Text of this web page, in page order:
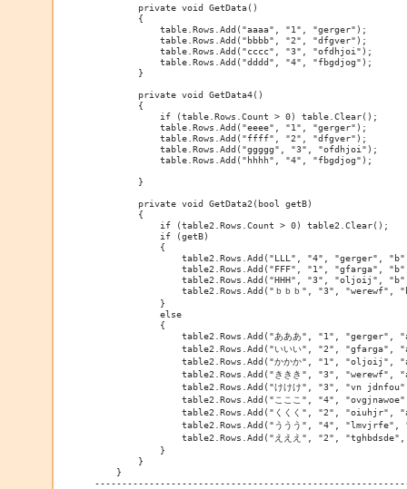
        private void GetData()
        {
            table.Rows.Add("aaaa", "1", "gerger");
            table.Rows.Add("bbbb", "2", "dfgver");
            table.Rows.Add("cccc", "3", "ofdhjoi");
            table.Rows.Add("dddd", "4", "fbgdjog");
        }
        private void GetData4()
        {
            if (table.Rows.Count > 0) table.Clear();
            table.Rows.Add("eeee", "1", "gerger");
            table.Rows.Add("ffff", "2", "dfgver");
            table.Rows.Add("ggggg", "3", "ofdhjoi");
            table.Rows.Add("hhhh", "4", "fbgdjog");
        }
        private void GetData2(bool getB)
        {
            if (table2.Rows.Count > 0) table2.Clear();
            if (getB)
            {
table2.Rows.Add("LLL", "4", "gerger",
table2.Rows.Add("FFF", "1", "gfarga",
table2.Rows.Add("HHH", "3", "oljoij",
table2.Rows.Add("ｂｂｂ", "3", "werewf",
            }
            else
            {
table2.Rows.Add("あああ", "1", "gerger",
table2.Rows.Add("いいい", "2", "gfarga",
table2.Rows.Add("かかか", "1", "oljoij",
table2.Rows.Add("ききき", "3", "werewf",
table2.Rows.Add("けけけ", "3", "vn
table2.Rows.Add("こここ", "4",
table2.Rows.Add("くくく", "2", "oiuhjr",
table2.Rows.Add("ううう", "4", "lmvjrfe",
table2.Rows.Add("えええ", "2",
            }
        }
    }